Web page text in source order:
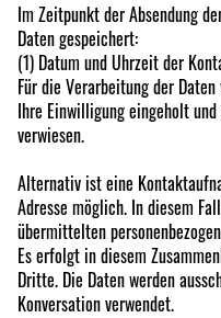
Im Zeitpunkt der Absendung
Daten gespeichert:
(1) Datum und Uhrzeit der
Für die Verarbeitung der
Ihre Einwilligung eingeholt
verwiesen.
Alternativ ist eine
Adresse möglich. In diesem
übermittelten
Es erfolgt in diesem
Dritte. Die Daten werden
Konversation verwendet.